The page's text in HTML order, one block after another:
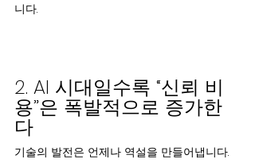
니다.
2. AI 시대일수록 “신뢰 비
용”은 폭발적으로 증가한
다
기술의 발전은 언제나 역설을 만들어냅니다.